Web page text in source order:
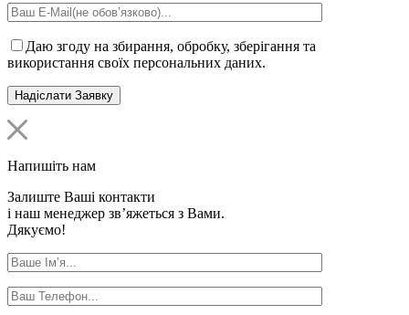
Даю згоду на збирання, обробку, зберігання та
використання своїх персональних даних.
Напишіть нам
Залиште Ваші контакти
і наш менеджер зв’яжеться з Вами.
Дякуємо!